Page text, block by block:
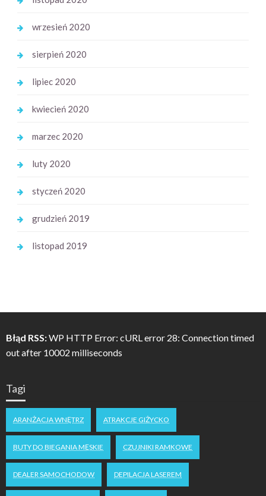
wrzesień 2020
sierpień 2020
lipiec 2020
kwiecień 2020
marzec 2020
luty 2020
styczeń 2020
grudzień 2019
listopad 2019
Błąd RSS:WP HTTP Error: cURL error 28: Connection timed
out after 10002 milliseconds
Tagi
ARANŻACJA WNĘTRZ ATRAKCJE GIŻYCKO
BUTY DO BIEGANIA MĘSKIE CZUJNIKI RAMKOWE
DEALER SAMOCHODOW DEPILACJA LASEREM